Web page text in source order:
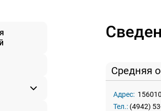
Средняя
Адрес:
Тел.: (4942)